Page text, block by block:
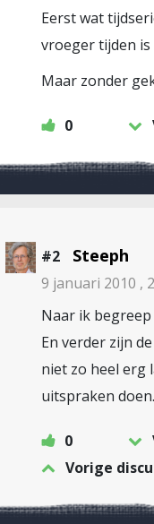
Eerst wat
vroeger tijden is
Maar zonder
0
#2 Steeph
9 januari 2010 ,
Naar ik
En verder zijn
niet zo heel erg
uitspraken doen.
0
Vorige